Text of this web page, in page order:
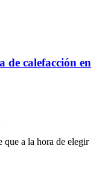
de calefacción en
que a la hora de elegir